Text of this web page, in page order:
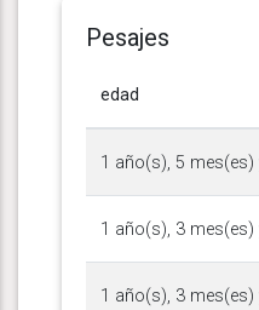
Pesajes
edad
1 año(s), 5 mes(es)
1 año(s), 3 mes(es)
1 año(s), 3 mes(es)